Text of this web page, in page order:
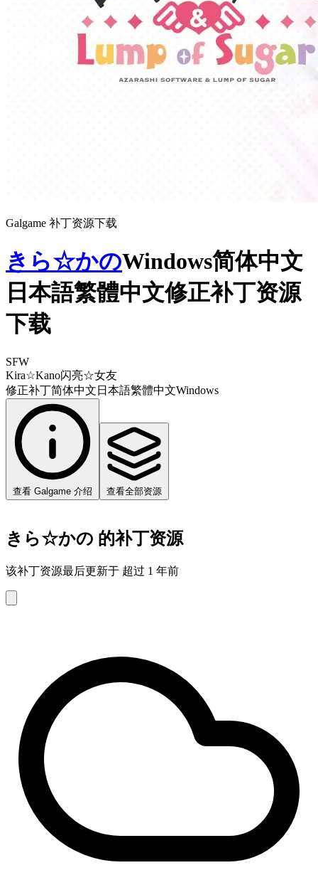
Galgame 补丁资源下载
きら☆かのWindows简体中文
日本語繁體中文修正补丁资源
下载
SFW
Kira☆Kano闪亮☆女友
修正补丁简体中文 日本語繁體中文Windows
查看 Galgame 介绍 查看全部资源
きら☆かの 的补丁资源
该补丁资源最后更新于 超过 1 年前